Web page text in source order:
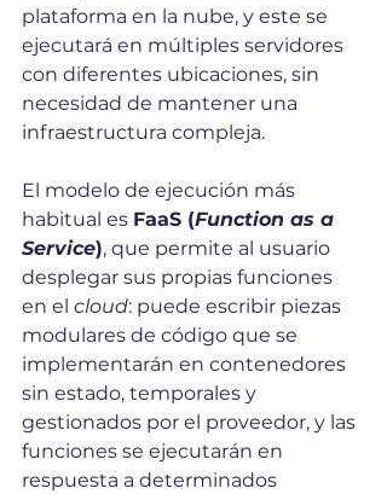
plataforma en la nube, y este se
ejecutará en múltiples servidores
con diferentes ubicaciones, sin
necesidad de mantener una
infraestructura compleja.
El modelo de ejecución más
habitual es FaaS (Function as a
Service), que permite al usuario
desplegar sus propias funciones
en el cloud: puede escribir piezas
modulares de código que se
implementarán en contenedores
sin estado, temporales y
gestionados por el proveedor, y las
funciones se ejecutarán en
respuesta a determinados